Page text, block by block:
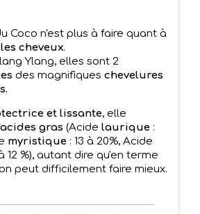
Coco n'est plus à faire quant à
cheveux.
Ylang, elles sont 2
des magnifiques chevelures
et lissante, elle
gras (Acide laurique :
myristique : 13 à 20%, Acide
12 %), autant dire qu'en terme
peut difficilement faire mieux.